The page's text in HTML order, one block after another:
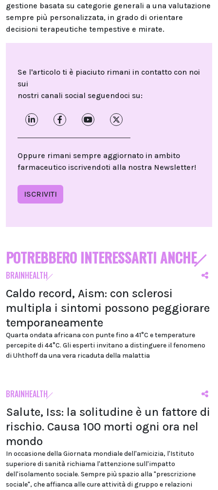
gestione basata su categorie generali a una valutazione
sempre più personalizzata, in grado di orientare
decisioni terapeutiche tempestive e mirate.
Se l'articolo ti è piaciuto rimani in contatto con noi
sui
nostri canali social seguendoci su:
Oppure rimani sempre aggiornato in ambito
farmaceutico iscrivendoti alla nostra Newsletter!
ISCRIVITI
POTREBBERO INTERESSARTI ANCHE
BRAINHEALTH
Caldo record, Aism: con sclerosi
multipla i sintomi possono peggiorare
temporaneamente
Quarta ondata africana con punte fino a 41°C e temperature
percepite di 44°C. Gli esperti invitano a distinguere il fenomeno
di Uhthoff da una vera ricaduta della malattia
BRAINHEALTH
Salute, Iss: la solitudine è un fattore di
rischio. Causa 100 morti ogni ora nel
mondo
In occasione della Giornata mondiale dell'amicizia, l'Istituto
superiore di sanità richiama l'attenzione sull'impatto
dell'isolamento sociale. Sempre più spazio alla "prescrizione
sociale", che affianca alle cure attività di gruppo e relazioni